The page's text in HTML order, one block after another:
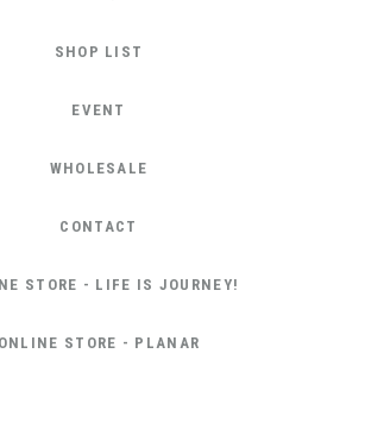
SHOP LIST
EVENT
WHOLESALE
CONTACT
STORE - LIFE IS JOURNEY!
ONLINE STORE - PLANAR